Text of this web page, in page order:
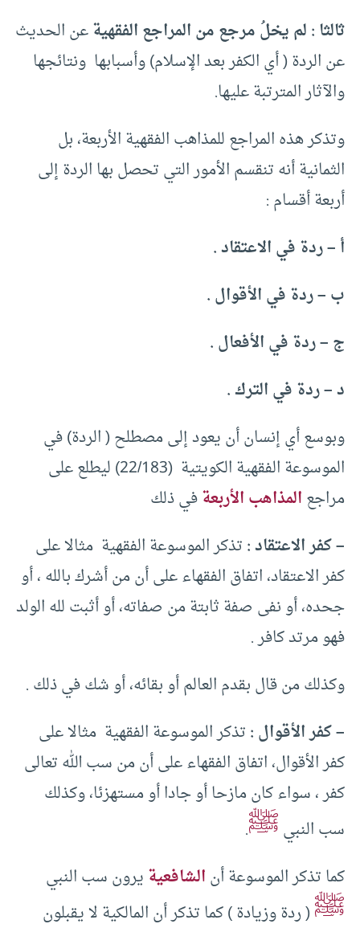
ثالثا : لم يخلُ مرجع من المراجع الفقهيةعن الحديث
عن الردة ( أي الكفر بعد الإسلام) وأسبابها ونتائجها
والآثار المترتبة عليها.
وتذكر هذه المراجع للمذاهب الفقهية الأربعة، بل
الثمانية أنه تنقسم الأمور التي تحصل بها الردة إلى
أربعة أقسام :
أ – ردة في الاعتقاد .
ب – ردة في الأقوال .
ج – ردة في الأفعال .
د – ردة في الترك .
وبوسع أي إنسان أن يعود إلى مصطلح ( الردة) في
الموسوعة الفقهية الكويتية (22/183) ليطلع على
مراجعالمذاهب الأربعةفي ذلك
– كفر الاعتقاد :تذكر الموسوعة الفقهية مثالا على
كفر الاعتقاد، اتفاق الفقهاء على أن من أشرك بالله ، أو
جحده، أو نفى صفة ثابتة من صفاته، أو أثبت لله الولد
فهو مرتد كافر .
وكذلك من قال بقدم العالم أو بقائه، أو شك في ذلك .
– كفر الأقوال :تذكر الموسوعة الفقهية مثالا على
كفر الأقوال، اتفاق الفقهاء على أن من سب الله تعالى
كفر ، سواء كان مازحا أو جادا أو مستهزئا، وكذلك
سب النبيﷺ.
كما تذكر الموسوعة أنالشافعيةيرون سب النبي
ﷺ( ردة وزيادة ) كما تذكر أن المالكية لا يقبلون